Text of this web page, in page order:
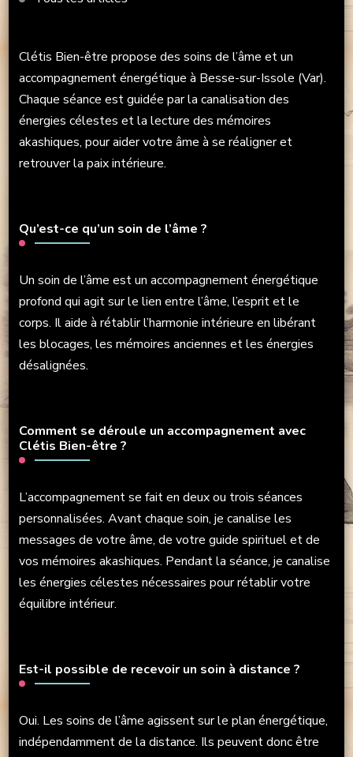
Clétis Bien-être propose des soins de l’âme et un
accompagnement énergétique à Besse-sur-Issole (Var).
Chaque séance est guidée par la canalisation des
énergies célestes et la lecture des mémoires
akashiques, pour aider votre âme à se réaligner et
retrouver la paix intérieure.
Qu’est-ce qu’un soin de l’âme ?
Un soin de l’âme est un accompagnement énergétique
profond qui agit sur le lien entre l’âme, l’esprit et le
corps. Il aide à rétablir l’harmonie intérieure en libérant
les blocages, les mémoires anciennes et les énergies
désalignées.
Comment se déroule un accompagnement avec
Clétis Bien-être ?
L’accompagnement se fait en deux ou trois séances
personnalisées. Avant chaque soin, je canalise les
messages de votre âme, de votre guide spirituel et de
vos mémoires akashiques. Pendant la séance, je canalise
les énergies célestes nécessaires pour rétablir votre
équilibre intérieur.
Est-il possible de recevoir un soin à distance ?
Oui. Les soins de l’âme agissent sur le plan énergétique,
indépendamment de la distance. Ils peuvent donc être